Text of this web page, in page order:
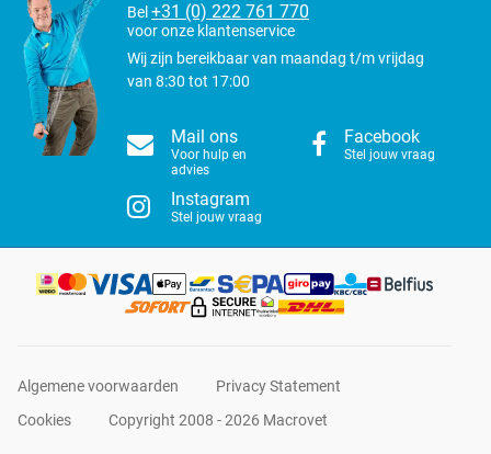
Bel +31 (0) 222 761 770
voor onze klantenservice
Wij zijn bereikbaar van maandag t/m vrijdag
van 8:30 tot 17:00
Mail ons
Voor hulp en
advies
Facebook
Stel jouw vraag
Instagram
Stel jouw vraag
Algemene voorwaarden
Privacy Statement
Cookies
Copyright 2008 - 2026 Macrovet